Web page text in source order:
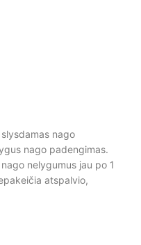
nago
nago padengimas.
nelygumus jau po 1
atspalvio,